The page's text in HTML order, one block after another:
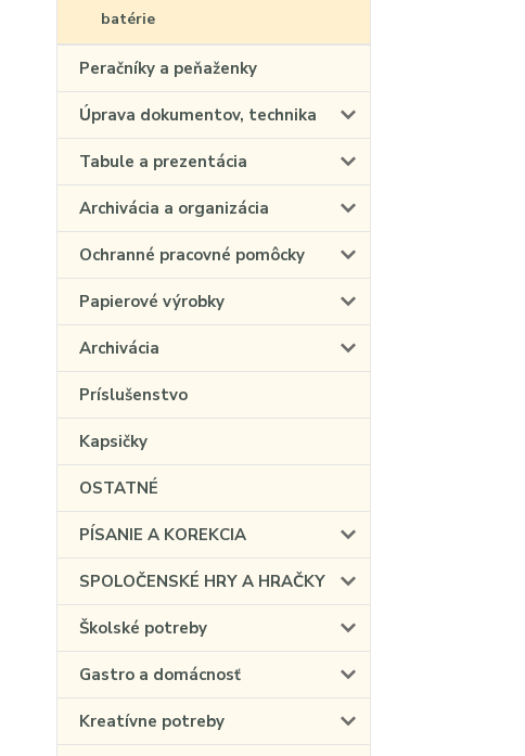
batérie
Peračníky a peňaženky
Úprava dokumentov, technika
Tabule a prezentácia
Archivácia a organizácia
Ochranné pracovné pomôcky
Papierové výrobky
Archivácia
Príslušenstvo
Kapsičky
OSTATNÉ
PÍSANIE A KOREKCIA
SPOLOČENSKÉ HRY A HRAČKY
Školské potreby
Gastro a domácnosť
Kreatívne potreby